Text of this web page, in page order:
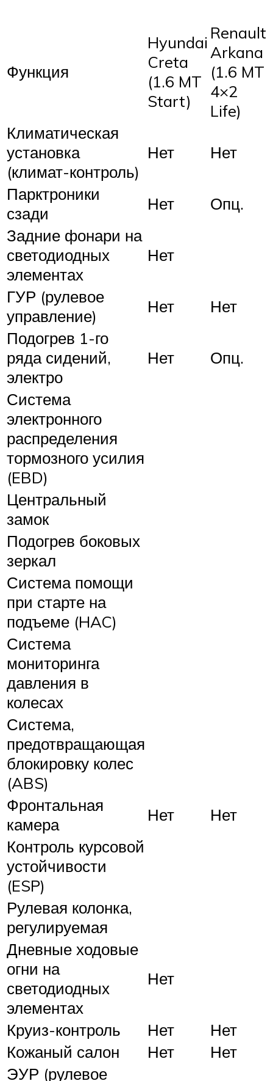
Функция
Hyundai
Creta
(1.6 MT
Start)
Renault
Arkana
(1.6 MT
4×2
Life)
Климатическая
установка
(климат-контроль)
Нет Нет
Парктроники
сзади
Нет
Опц.
Задние фонари на
светодиодных
элементах
Нет
ГУР (рулевое
управление)
Нет
Нет
Подогрев 1-го
ряда сидений,
электро
Нет Опц.
Система
электронного
распределения
тормозного усилия
(EBD)
Центральный
замок
Подогрев боковых
зеркал
Система помощи
при старте на
подъеме (HAC)
Система
мониторинга
давления в
колесах
Система,
предотвращающая
блокировку колес
(ABS)
Фронтальная
камера
Нет
Нет
Контроль курсовой
устойчивости
(ESP)
Рулевая колонка,
регулируемая
Дневные ходовые
огни на
светодиодных
элементах
Нет
Круиз-контроль Нет
Нет
Кожаный салон
Нет
Нет
ЭУР (рулевое